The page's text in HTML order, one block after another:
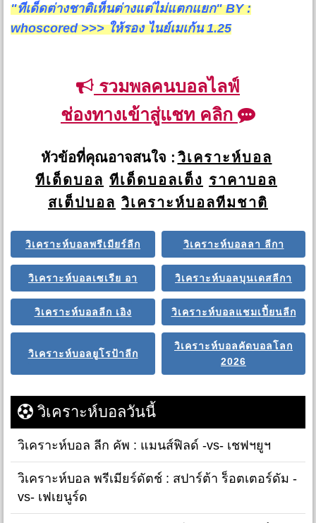
"ทีเด็ดต่างชาติเห็นต่างแต่ไม่แตกแยก" BY :
whoscored >>> ให้รอง ไนย์เมเก้น 1.25
รวมพลคนบอลไลฟ์
ช่องทางเข้าสู่แชท คลิก
หัวข้อที่คุณอาจสนใจ : วิเคราะห์บอล
ทีเด็ดบอล ทีเด็ดบอลเต็ง ราคาบอล
สเต็ปบอล วิเคราะห์บอลทีมชาติ
วิเคราะห์บอลพรีเมียร์ลีก วิเคราะห์บอลลา ลีกา
วิเคราะห์บอลเซเรีย อา วิเคราะห์บอลบุนเดสลีกา
วิเคราะห์บอลลีก เอิง วิเคราะห์บอลแชมเปี้ยนลีก
วิเคราะห์บอลยูโรป้าลีก
วิเคราะห์บอลคัดบอลโลก
2026
วิเคราะห์บอลวันนี้
วิเคราะห์บอล ลีก คัพ : แมนส์ฟิลด์ -vs- เชฟฯยูฯ
วิเคราะห์บอล พรีเมียร์ดัตช์ : สปาร์ต้า ร็อตเตอร์ดัม -
vs- เฟเยนูร์ด